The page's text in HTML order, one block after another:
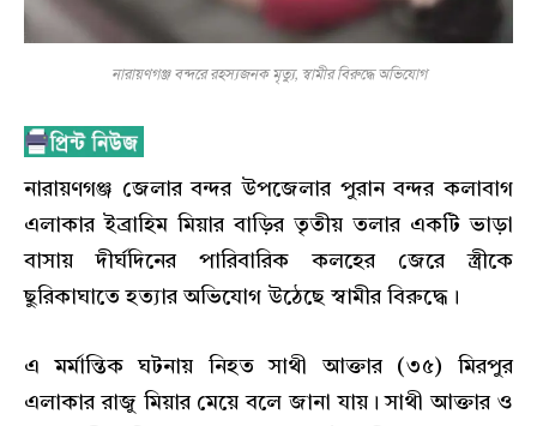
নারায়ণগঞ্জ বন্দরে রহস্যজনক মৃত্যু, স্বামীর বিরুদ্ধে অভিযোগ
নারায়ণগঞ্জ জেলার বন্দর উপজেলার পুরান বন্দর কলাবাগ
এলাকার ইব্রাহিম মিয়ার বাড়ির তৃতীয় তলার একটি ভাড়া
বাসায় দীর্ঘদিনের পারিবারিক কলহের জেরে স্ত্রীকে
ছুরিকাঘাতে হত্যার অভিযোগ উঠেছে স্বামীর বিরুদ্ধে।
এ মর্মান্তিক ঘটনায় নিহত সাথী আক্তার (৩৫) মিরপুর
এলাকার রাজু মিয়ার মেয়ে বলে জানা যায়। সাথী আক্তার ও